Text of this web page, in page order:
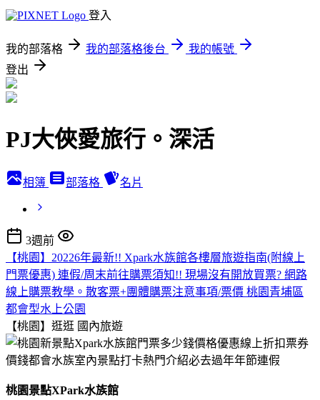
登入
我的部落格 我的部落格後台
我的帳號
登出
PJ大俠愛旅行。深活
相簿 部落格 名片
3週前
【桃園】20226年最新!! Xpark水族館各樓層旅遊指南(附線上
門票優惠) 連假/周末前往購票須知!! 現場沒有開放買票? 網路
線上購票教學。散客票+團體購票注意事項/票價 桃園青埔區
都會型水上公園
【桃園】逛逛 國內旅遊
桃園景點XPark水族館